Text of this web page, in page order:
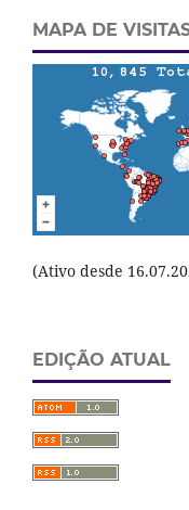
MAPA DE
(Ativo desde
EDIÇÃO ATUAL